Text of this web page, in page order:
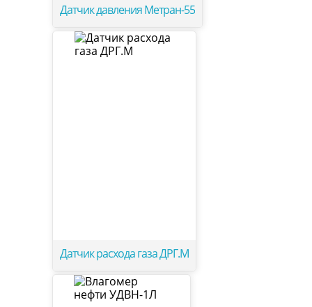
Датчик давления Метран-55
Датчик расхода газа ДРГ.М